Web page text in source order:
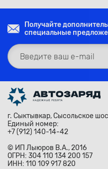
Получайте
специальные
г. Сыктывкар, Сысольское
Единый номер:
+7 (912) 140-14-42
© ИП Лыюров В.А., 2016
ОГРН: 304 110 134 200 157
ИНН: 110 109 917 820